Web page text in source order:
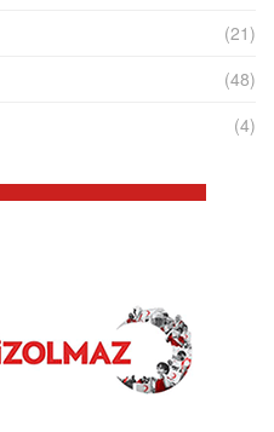
(21)
(48)
(4)